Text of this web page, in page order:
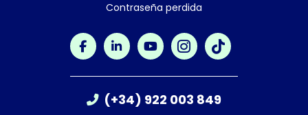
Contraseña perdida
(+34) 922 003 849